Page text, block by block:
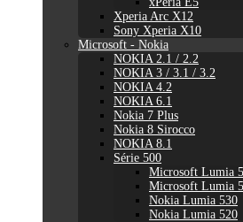
Xperia Arc X12
Sony Xperia X10
Microsoft - Nokia
NOKIA 2.1 / 2.2
NOKIA 3 / 3.1 / 3.2
NOKIA 4.2
NOKIA 6.1
Nokia 7 Plus
Nokia 8 Sirocco
NOKIA 8.1
Série 500
Microsoft Lumia
Microsoft Lumia
Nokia Lumia 530
Nokia Lumia 520